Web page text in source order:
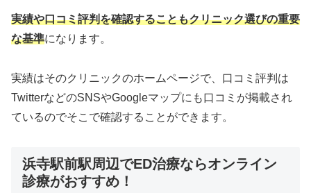
実績や口コミ評判を確認することもクリニック選びの重要
な基準になります。
実績はそのクリニックのホームページで、口コミ評判は
TwitterなどのSNSやGoogleマップにも口コミが掲載され
ているのでそこで確認することができます。
浜寺駅前駅周辺でED治療ならオンライン
診療がおすすめ！